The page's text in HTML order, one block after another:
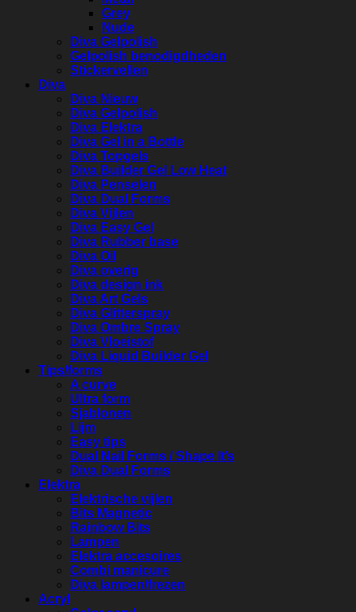
Grey
Nude
Diva Gelpolish
Gelpolish benodigdheden
Stickervellen
Diva
Diva Nieuw
Diva Gelpolish
Diva Elektra
Diva Gel in a Bottle
Diva Topgels
Diva Builder Gel Low Heat
Diva Penselen
Diva Dual Forms
Diva Vijlen
Diva Easy Gel
Diva Rubber base
Diva Oil
Diva overig
Diva design ink
Diva Art Gels
Diva Glitterspray
Diva Ombre Spray
Diva Vloeistof
Diva Liquid Builder Gel
Tips/forms
A curve
Ultra form
Sjablonen
Lijm
Easy tips
Dual Nail Forms / Shape It’s
Diva Dual Forms
Elektra
Elektrische vijlen
Bits Magnetic
Rainbow Bits
Lampen
Elektra accesoires
Combi manicure
Diva lampen/frezen
Acryl